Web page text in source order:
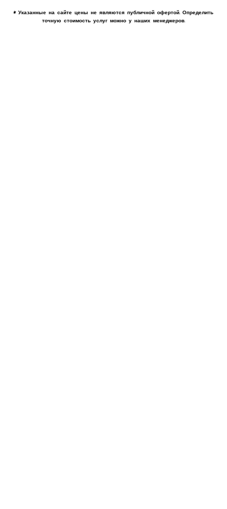
* Указанные на сайте цены не являются публичной офертой. Определить
точную стоимость услуг можно у наших менеджеров.